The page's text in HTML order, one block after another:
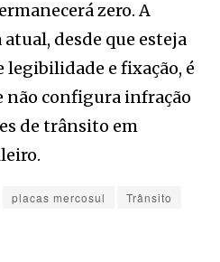
zero. A
desde que esteja
legibilidade e fixação, é
não configura infração
de trânsito em
placas mercosul Trânsito